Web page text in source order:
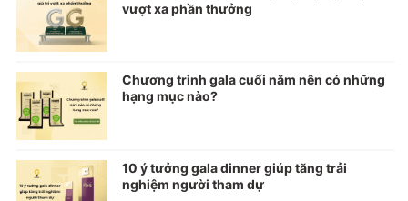
vượt xa phần thưởng
Chương trình gala cuối năm nên có những
hạng mục nào?
10 ý tưởng gala dinner giúp tăng trải
nghiệm người tham dự